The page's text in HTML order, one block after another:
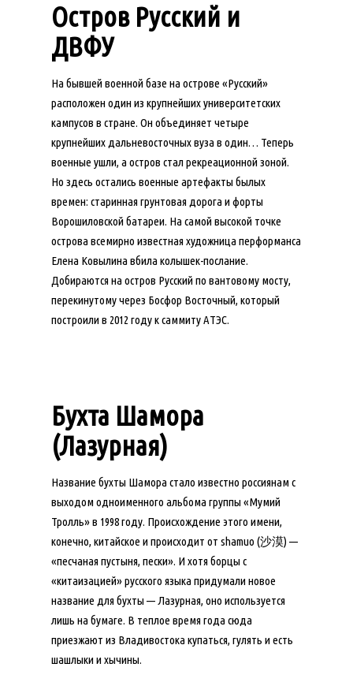
Остров Русский и
ДВФУ
На бывшей военной базе на острове «Русский»
расположен один из крупнейших университетских
кампусов в стране. Он объединяет четыре
крупнейших дальневосточных вуза в один… Теперь
военные ушли, а остров стал рекреационной зоной.
Но здесь остались военные артефакты былых
времен: старинная грунтовая дорога и форты
Ворошиловской батареи. На самой высокой точке
острова всемирно известная художница перформанса
Елена Ковылина вбила колышек-послание.
Добираются на остров Русский по вантовому мосту,
перекинутому через Босфор Восточный, который
построили в 2012 году к саммиту АТЭС.
Бухта Шамора
(Лазурная)
Название бухты Шамора стало известно россиянам с
выходом одноименного альбома группы «Мумий
Тролль» в 1998 году. Происхождение этого имени,
конечно, китайское и происходит от shamuo (沙漠) —
«песчаная пустыня, пески». И хотя борцы с
«китаизацией» русского языка придумали новое
название для бухты — Лазурная, оно используется
лишь на бумаге. В теплое время года сюда
приезжают из Владивостока купаться, гулять и есть
шашлыки и хычины.